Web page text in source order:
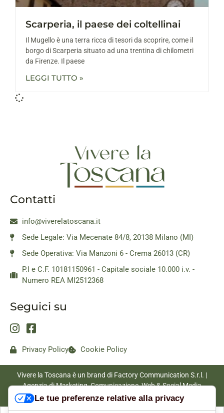
Scarperia, il paese dei coltellinai
Il Mugello è una terra ricca di tesori da scoprire, come il
borgo di Scarperia situato ad una trentina di chilometri
da Firenze. Il paese
LEGGI TUTTO »
Contatti
info@viverelatoscana.it
Sede Legale: Via Mecenate 84/8, 20138 Milano (MI)
Sede Operativa: Via Manzoni 6 - Crema 26013 (CR)
P.I e C.F. 10181150961 - Capitale sociale 10.000 i.v. -
Numero REA MI2512368
Seguici su
Privacy Policy Cookie Policy
Vivere la Toscana è un brand di Factory Communication S.r.l. |
Agenzia di Marketing, Comunicazione, Web & Social Media
|www.factorycommunication.it
Le tue preferenze relative alla privacy